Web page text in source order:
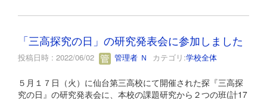
「三高探究の日」の研究発表会に参加しました
投稿日時 : 2022/06/02 管理者 Ｎ カテゴリ:学校全体
５月１７日（火）に仙台第三高校にて開催された探『三高探
究の日』の研究発表会に、本校の課題研究から２つの班(計17